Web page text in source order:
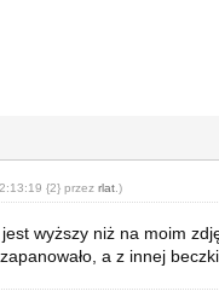
{2} przez rlat.)
wyższy niż na moim
a z innej